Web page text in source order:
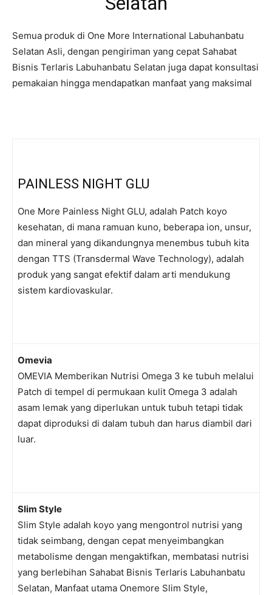
Semua produk di One More International Labuhanbatu
Selatan Asli, dengan pengiriman yang cepat Sahabat
Bisnis Terlaris Labuhanbatu Selatan juga dapat konsultasi
pemakaian hingga mendapatkan manfaat yang maksimal
PAINLESS NIGHT GLU
One More Painless Night GLU, adalah Patch koyo
kesehatan, di mana ramuan kuno, beberapa ion, unsur,
dan mineral yang dikandungnya menembus tubuh kita
dengan TTS (Transdermal Wave Technology), adalah
produk yang sangat efektif dalam arti mendukung
sistem kardiovaskular.
Omevia
OMEVIA Memberikan Nutrisi Omega 3 ke tubuh melalui
Patch di tempel di permukaan kulit Omega 3 adalah
asam lemak yang diperlukan untuk tubuh tetapi tidak
dapat diproduksi di dalam tubuh dan harus diambil dari
luar.
Slim Style
Slim Style adalah koyo yang mengontrol nutrisi yang
tidak seimbang, dengan cepat menyeimbangkan
metabolisme dengan mengaktifkan, membatasi nutrisi
yang berlebihan Sahabat Bisnis Terlaris Labuhanbatu
Selatan, Manfaat utama Onemore Slim Style,